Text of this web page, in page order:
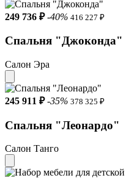
249 736 ₽ -40% 416 227 ₽
Спальня "Джоконда"
Салон Эра
245 911 ₽ -35% 378 325 ₽
Спальня "Леонардо"
Салон Танго